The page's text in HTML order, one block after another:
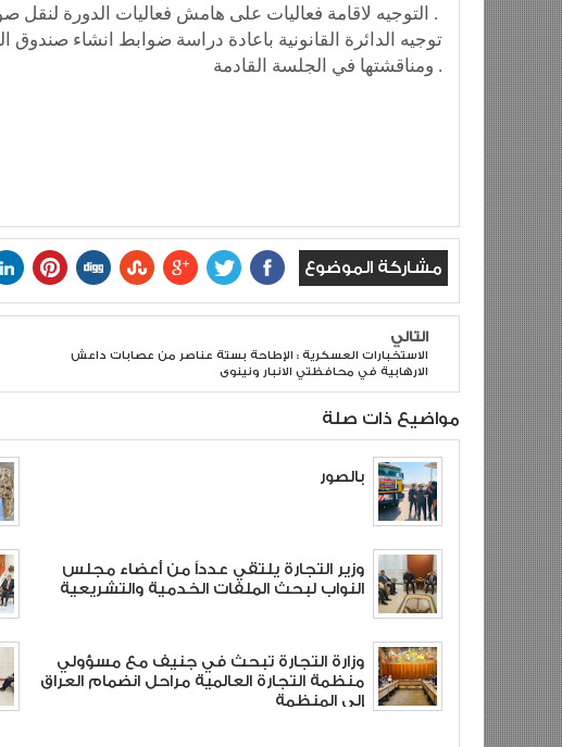
التوجيه لاقامة فعاليات على هامش فعاليات الدورة لنقل صورة حقيقية عن العراق .
ومناقشتها في الجلسة القادمة .
مشاركة الموضوع
التالي
الاستخبارات العسكرية : الإطاحة بستة عناصر من عصابات داعش
الارهابية في محافظتي الانبار ونينوى
مواضيع ذات صلة
بالصور
وزير التجارة يلتقي عدداً من أعضاء مجلس
النواب لبحث الملفات الخدمية والتشريعية
وزارة التجارة تبحث في جنيف مع مسؤولي
منظمة التجارة العالمية مراحل انضمام العراق
إلى المنظمة